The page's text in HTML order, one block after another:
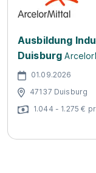
Ausbildung
Duisburg
01.09.2026
47137 Duisburg
1.044 - 1.275 €